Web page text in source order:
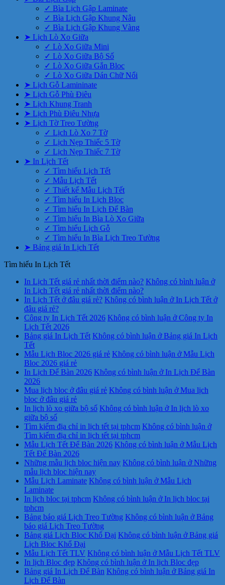
✓ Bìa Lịch Gập Laminate
✓ Bìa Lịch Gập Khung Nâu
✓ Bìa Lịch Gập Khung Vàng
➤ Lịch Lò Xo Giữa
✓ Lò Xo Giữa Mini
✓ Lò Xo Giữa Bộ Số
✓ Lò Xo Giữa Gắn Bloc
✓ Lò Xo Giữa Dán Chữ Nổi
➤ Lịch Gỗ Lamininate
➤ Lịch Gỗ Phù Điêu
➤ Lịch Khung Tranh
➤ Lịch Phù Điêu Nhựa
➤ Lịch Tờ Treo Tường
✓ Lịch Lò Xo 7 Tờ
✓ Lịch Nẹp Thiếc 5 Tờ
✓ Lịch Nẹp Thiếc 7 Tờ
➤ In Lịch Tết
✓ Tìm hiểu Lịch Tết
✓ Mẫu Lịch Tết
✓ Thiết kế Mẫu Lịch Tết
✓ Tìm hiểu In Lịch Bloc
✓ Tìm hiểu In Lịch Để Bàn
✓ Tìm hiểu In Bìa Lò Xo Giữa
✓ Tìm hiểu Lịch Gỗ
✓ Tìm hiểu In Bìa Lịch Treo Tường
➤ Bảng giá In Lịch Tết
Tìm hiểu In Lịch Tết
In Lịch Tết giá rẻ nhất thời điểm nào? Không có bình luận ở
In Lịch Tết giá rẻ nhất thời điểm nào?
In Lịch Tết ở đâu giá rẻ? Không có bình luận ở In Lịch Tết ở
đâu giá rẻ?
Công ty In Lịch Tết 2026 Không có bình luận ở Công ty In
Lịch Tết 2026
Bảng giá In Lịch Tết Không có bình luận ở Bảng giá In Lịch
Tết
Mẫu Lịch Bloc 2026 giá rẻ Không có bình luận ở Mẫu Lịch
Bloc 2026 giá rẻ
In Lịch Để Bàn 2026 Không có bình luận ở In Lịch Để Bàn
2026
Mua lịch bloc ở đâu giá rẻ Không có bình luận ở Mua lịch
bloc ở đâu giá rẻ
In lịch lò xo giữa bộ số Không có bình luận ở In lịch lò xo
giữa bộ số
Tìm kiếm địa chỉ in lịch tết tại tphcm Không có bình luận ở
Tìm kiếm địa chỉ in lịch tết tại tphcm
Mẫu Lịch Tết Để Bàn 2026 Không có bình luận ở Mẫu Lịch
Tết Để Bàn 2026
Những mẫu lịch bloc hiện nay Không có bình luận ở Những
mẫu lịch bloc hiện nay
Mẫu Lịch Laminate Không có bình luận ở Mẫu Lịch
Laminate
In lịch bloc tại tphcm Không có bình luận ở In lịch bloc tại
tphcm
Bảng báo giá Lịch Treo Tường Không có bình luận ở Bảng
báo giá Lịch Treo Tường
Bảng giá Lịch Bloc Khổ Đại Không có bình luận ở Bảng giá
Lịch Bloc Khổ Đại
Mẫu Lịch Tết TLV Không có bình luận ở Mẫu Lịch Tết TLV
In lịch Bloc đẹp Không có bình luận ở In lịch Bloc đẹp
Bảng giá In Lịch Để Bàn Không có bình luận ở Bảng giá In
Lịch Để Bàn